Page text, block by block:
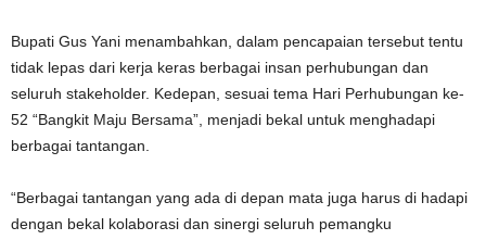
Bupati Gus Yani menambahkan, dalam pencapaian tersebut tentu
tidak lepas dari kerja keras berbagai insan perhubungan dan
seluruh stakeholder. Kedepan, sesuai tema Hari Perhubungan ke-
52 “Bangkit Maju Bersama”, menjadi bekal untuk menghadapi
berbagai tantangan.
“Berbagai tantangan yang ada di depan mata juga harus di hadapi
dengan bekal kolaborasi dan sinergi seluruh pemangku